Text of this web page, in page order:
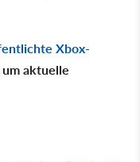
Xbox-
aktuelle